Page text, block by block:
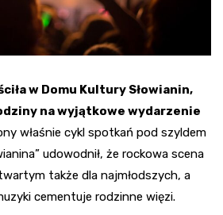
w Domu Kultury Słowianin,
na wyjątkowe wydarzenie
właśnie cykl spotkań pod szyldem
udowodnił, że rockowa scena
także dla najmłodszych, a
cementuje rodzinne więzi.